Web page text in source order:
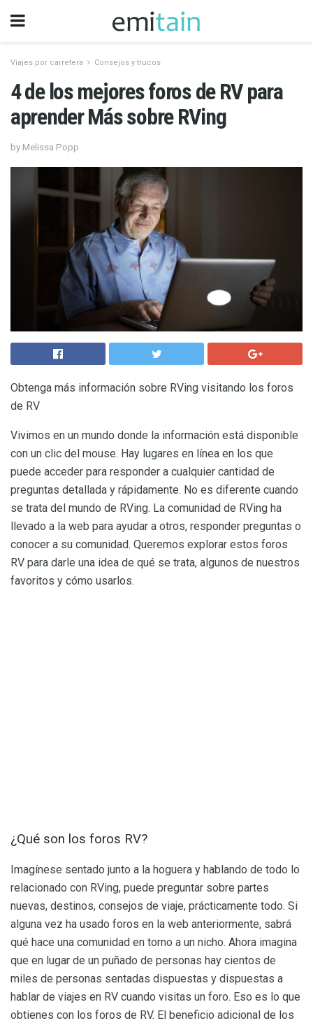
Viajes por carretera Consejos y trucos
4 de los mejores foros de RV para
aprender Más sobre RVing
by Melissa Popp
Obtenga más información sobre RVing visitando los foros
de RV
Vivimos en un mundo donde la información está disponible
con un clic del mouse. Hay lugares en línea en los que
puede acceder para responder a cualquier cantidad de
preguntas detallada y rápidamente. No es diferente cuando
se trata del mundo de RVing. La comunidad de RVing ha
llevado a la web para ayudar a otros, responder preguntas o
conocer a su comunidad. Queremos explorar estos foros
RV para darle una idea de qué se trata, algunos de nuestros
favoritos y cómo usarlos.
¿Qué son los foros RV?
Imagínese sentado junto a la hoguera y hablando de todo lo
relacionado con RVing, puede preguntar sobre partes
nuevas, destinos, consejos de viaje, prácticamente todo. Si
alguna vez ha usado foros en la web anteriormente, sabrá
qué hace una comunidad en torno a un nicho. Ahora imagina
que en lugar de un puñado de personas hay cientos de
miles de personas sentadas dispuestas y dispuestas a
hablar de viajes en RV cuando visitas un foro. Eso es lo que
obtienes con los foros de RV. El beneficio adicional de los